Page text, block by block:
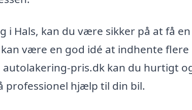
i Hals, kan du være sikker på at få en
være en god idé at indhente flere
pris.dk kan du hurtigt
professionel hjælp til din bil.